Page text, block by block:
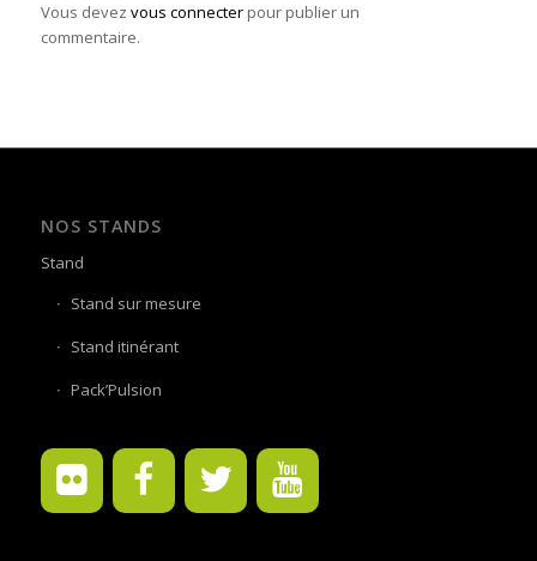
Vous devez vous connecterpour publier un
commentaire.
NOS STANDS
Stand
Stand sur mesure
Stand itinérant
Pack’Pulsion